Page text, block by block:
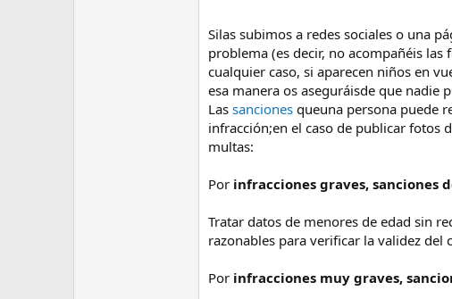
Silas subimos a redes sociales o una
problema (es decir, no acompañéis
cualquier caso, si aparecen niños en
esa manera os aseguráisde que nadie
Las sanciones queuna persona puede
infracción;en el caso de publicar fotos
multas:
Por infracciones graves, sanciones
Tratar datos de menores de edad sin
razonables para verificar la validez
Por infracciones muy graves,